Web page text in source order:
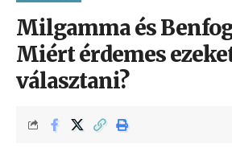
Milgamma és
Miért érdemes
választani?